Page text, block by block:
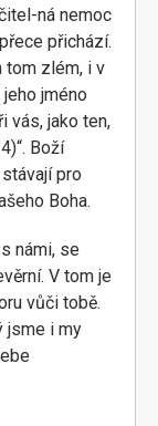
ná nemoc
přichází.
tom zlém, i v
jméno
vás, jako ten,
Boží
pro
Boha.
námi, se
V tom je
vůči tobě.
jsme i my